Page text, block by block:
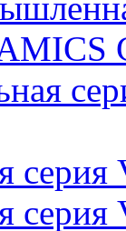
серия
серия